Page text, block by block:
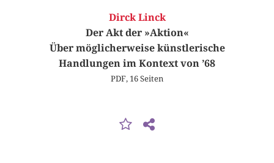
Dirck Linck
Der Akt der »Aktion«
Über möglicherweise künstlerische
Handlungen im Kontext von ’68
PDF, 16 Seiten